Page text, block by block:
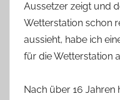
Aussetzer zeigt und
Wetterstation schon
aussieht, habe ich
für die Wetterstation
Nach über 16 Jahren